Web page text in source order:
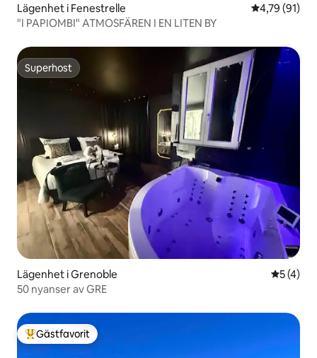
Lägenhet i Fenestrelle 4,79 av 5 i
4,79 (91)
"I PAPIOMBI" ATMOSFÄREN I EN LITEN BY
Superhost
Superhost
Lägenhet i Grenoble 5 av 5 i
5 (4)
50 nyanser av GRE
Populär gästfavorit
Gästfavorit